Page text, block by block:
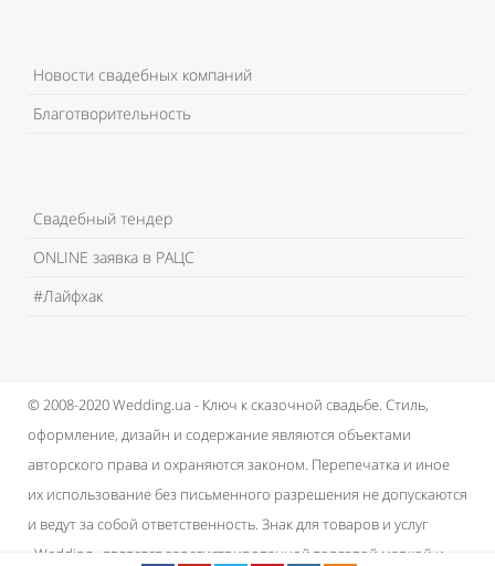
Новости свадебных компаний
Благотворительность
Свадебный тендер
ONLINE заявка в РАЦС
#Лайфхак
© 2008-2020 Wedding.ua - Ключ к сказочной свадьбе. Стиль,
оформление, дизайн и содержание являются объектами
авторского права и охраняются законом. Перепечатка и иное
их использование без письменного разрешения не допускаются
и ведут за собой ответственность. Знак для товаров и услуг
«Wedding» является зарегистрированной торговой маркой и